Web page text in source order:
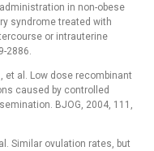
in non-obese
syndrome treated with
or intrauterine
2886.
et al. Low dose recombinant
caused by controlled
BJOG, 2004, 111,
Similar ovulation rates, but